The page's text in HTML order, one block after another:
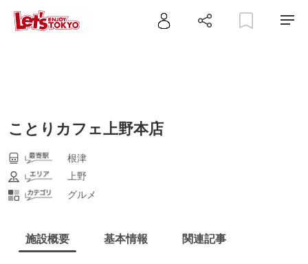
ことりカフェ上野本店
根津
上野
グルメ
施設概要 基本情報 関連記事